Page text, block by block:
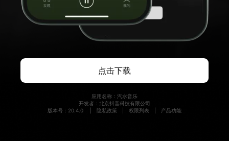
点击下载
应用名称：汽水音乐
开发者：北京抖音科技有限公司
版本号：20.4.0
隐私政策 权限列表 产品功能